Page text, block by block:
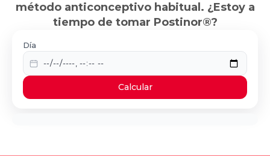
método anticonceptivo habitual. ¿Estoy a
tiempo de tomar Postinor®?
Día
Calcular